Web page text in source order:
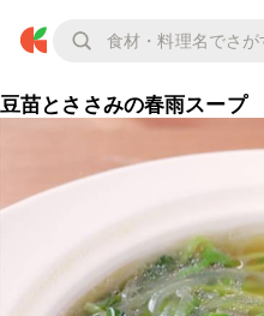
豆苗とささみの春雨スープ